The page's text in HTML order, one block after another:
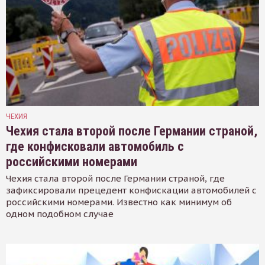
ЧЕХИЯ
Чехия стала второй после Германии страной,
где конфисковали автомобиль с
российскими номерами
Чехия стала второй после Германии страной, где
зафиксировали прецедент конфискации автомобилей с
российскими номерами. Известно как минимум об
одном подобном случае